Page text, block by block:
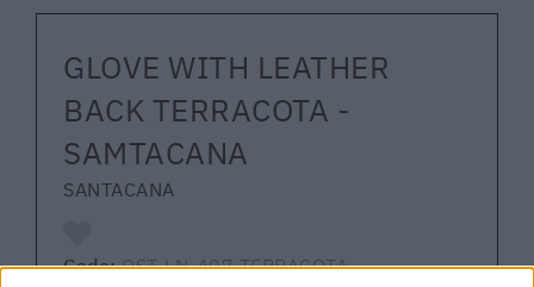
GLOVE WITH LEATHER
BACK TERRACOTA -
SAMTACANA
SANTACANA
Code:OST-LN-407 TERRACOTA